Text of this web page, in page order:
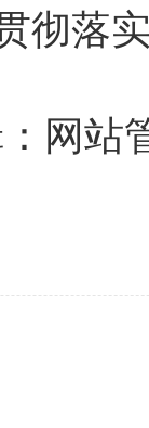
彻落
网站